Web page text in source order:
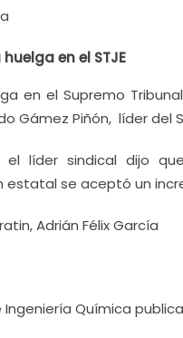
en el STJE
en el Supremo
Gámez Piñón, líder del
el líder sindical dijo
estatal se aceptó un
Adrián Félix García
Ingeniería Química